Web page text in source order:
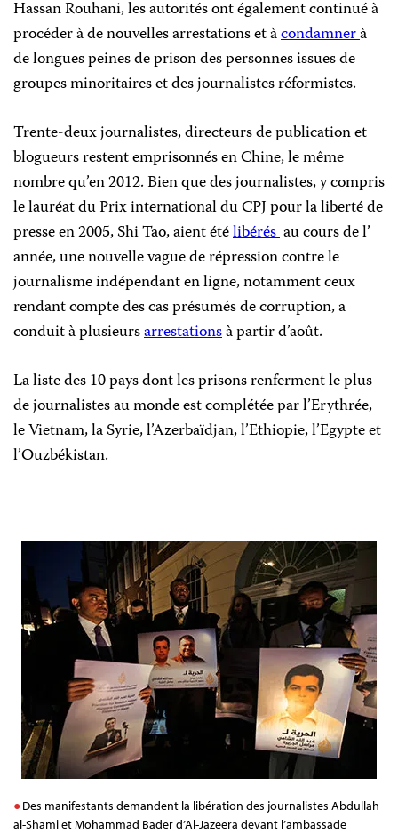
Hassan Rouhani, les autorités ont également continué à
procéder à de nouvelles arrestations et àcondamnerà
de longues peines de prison des personnes issues de
groupes minoritaires et des journalistes réformistes.
Trente-deux journalistes, directeurs de publication et
blogueurs restent emprisonnés en Chine, le même
nombre qu’en 2012. Bien que des journalistes, y compris
le lauréat du Prix international du CPJ pour la liberté de
presse en 2005, Shi Tao, aient étélibérésau cours de l’
année, une nouvelle vague de répression contre le
journalisme indépendant en ligne, notamment ceux
rendant compte des cas présumés de corruption, a
conduit à plusieursarrestationsà partir d’août.
La liste des 10 pays dont les prisons renferment le plus
de journalistes au monde est complétée par l’Erythrée,
le Vietnam, la Syrie, l’Azerbaïdjan, l’Ethiopie, l’Egypte et
l’Ouzbékistan.
Des manifestants demandent la libération des journalistes Abdullah
al-Shami et Mohammad Bader d’Al-Jazeera devant l’ambassade